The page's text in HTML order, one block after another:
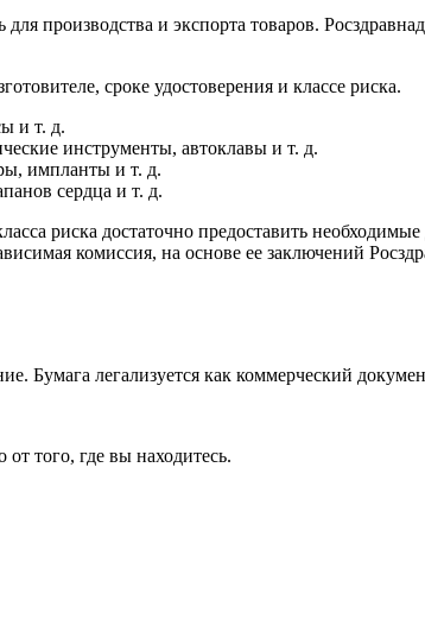
производства и экспорта товаров.
сроке удостоверения и классе риска.
и т. д.
инструменты, автоклавы и т. д.
импланты и т. д.
сердца и т. д.
риска достаточно предоставить
комиссия, на основе ее заключений
Бумага легализуется как коммерческий
того, где вы находитесь.